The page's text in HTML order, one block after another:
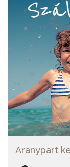
Aranypart